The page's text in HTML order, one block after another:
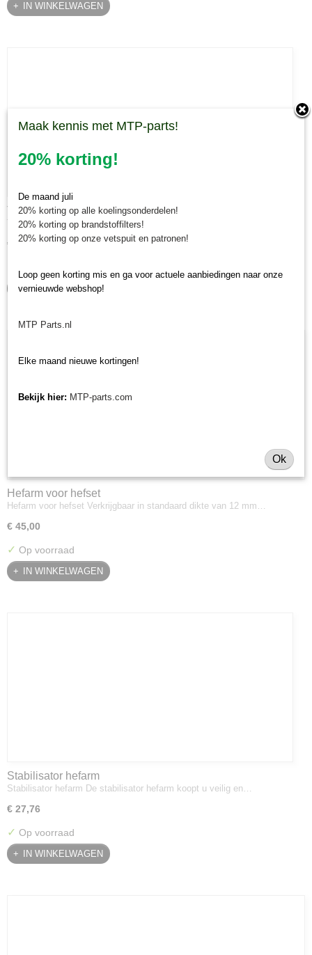
IN WINKELWAGEN
Turnbuckle Kubota B
Turnbuckle Kubota B Een turnbuckle of spanschroef Kubota B…
€ 35,11
IN WINKELWAGEN
Hefarm voor hefset
Hefarm voor hefset Verkrijgbaar in standaard dikte van 12 mm…
€ 45,00
✓ Op voorraad
IN WINKELWAGEN
Stabilisator hefarm
Stabilisator hefarm De stabilisator hefarm koopt u veilig en…
€ 27,76
✓ Op voorraad
IN WINKELWAGEN
Maak kennis met MTP-parts!
20% korting!
De maand juli
20% korting op alle koelingsonderdelen!
20% korting op brandstoffilters!
20% korting op onze vetspuit en patronen!
Loop geen korting mis en ga voor actuele aanbiedingen naar onze
vernieuwde webshop!
MTP Parts.nl
Elke maand nieuwe kortingen!
Bekijk hier: MTP-parts.com
Ok